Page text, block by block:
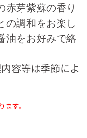
赤芽紫蘇の香り
の調和をお楽し
油をお好みで絡
容等は季節によ
す。